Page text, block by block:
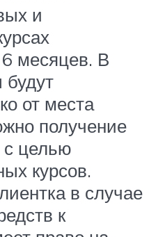
и
месяцев. В
будут
от места
получение
с целью
курсов.
в случае
к